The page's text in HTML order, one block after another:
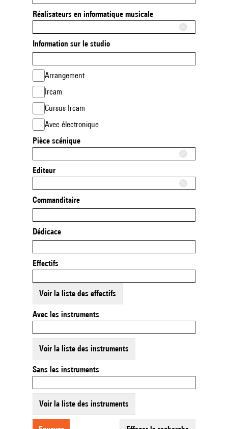
Réalisateurs en informatique musicale
Information sur le studio
Arrangement
Ircam
Cursus Ircam
Avec électronique
Pièce scénique
Editeur
Commanditaire
Dédicace
Effectifs
Voir la liste des effectifs
Avec les instruments
Voir la liste des instruments
Sans les instruments
Voir la liste des instruments